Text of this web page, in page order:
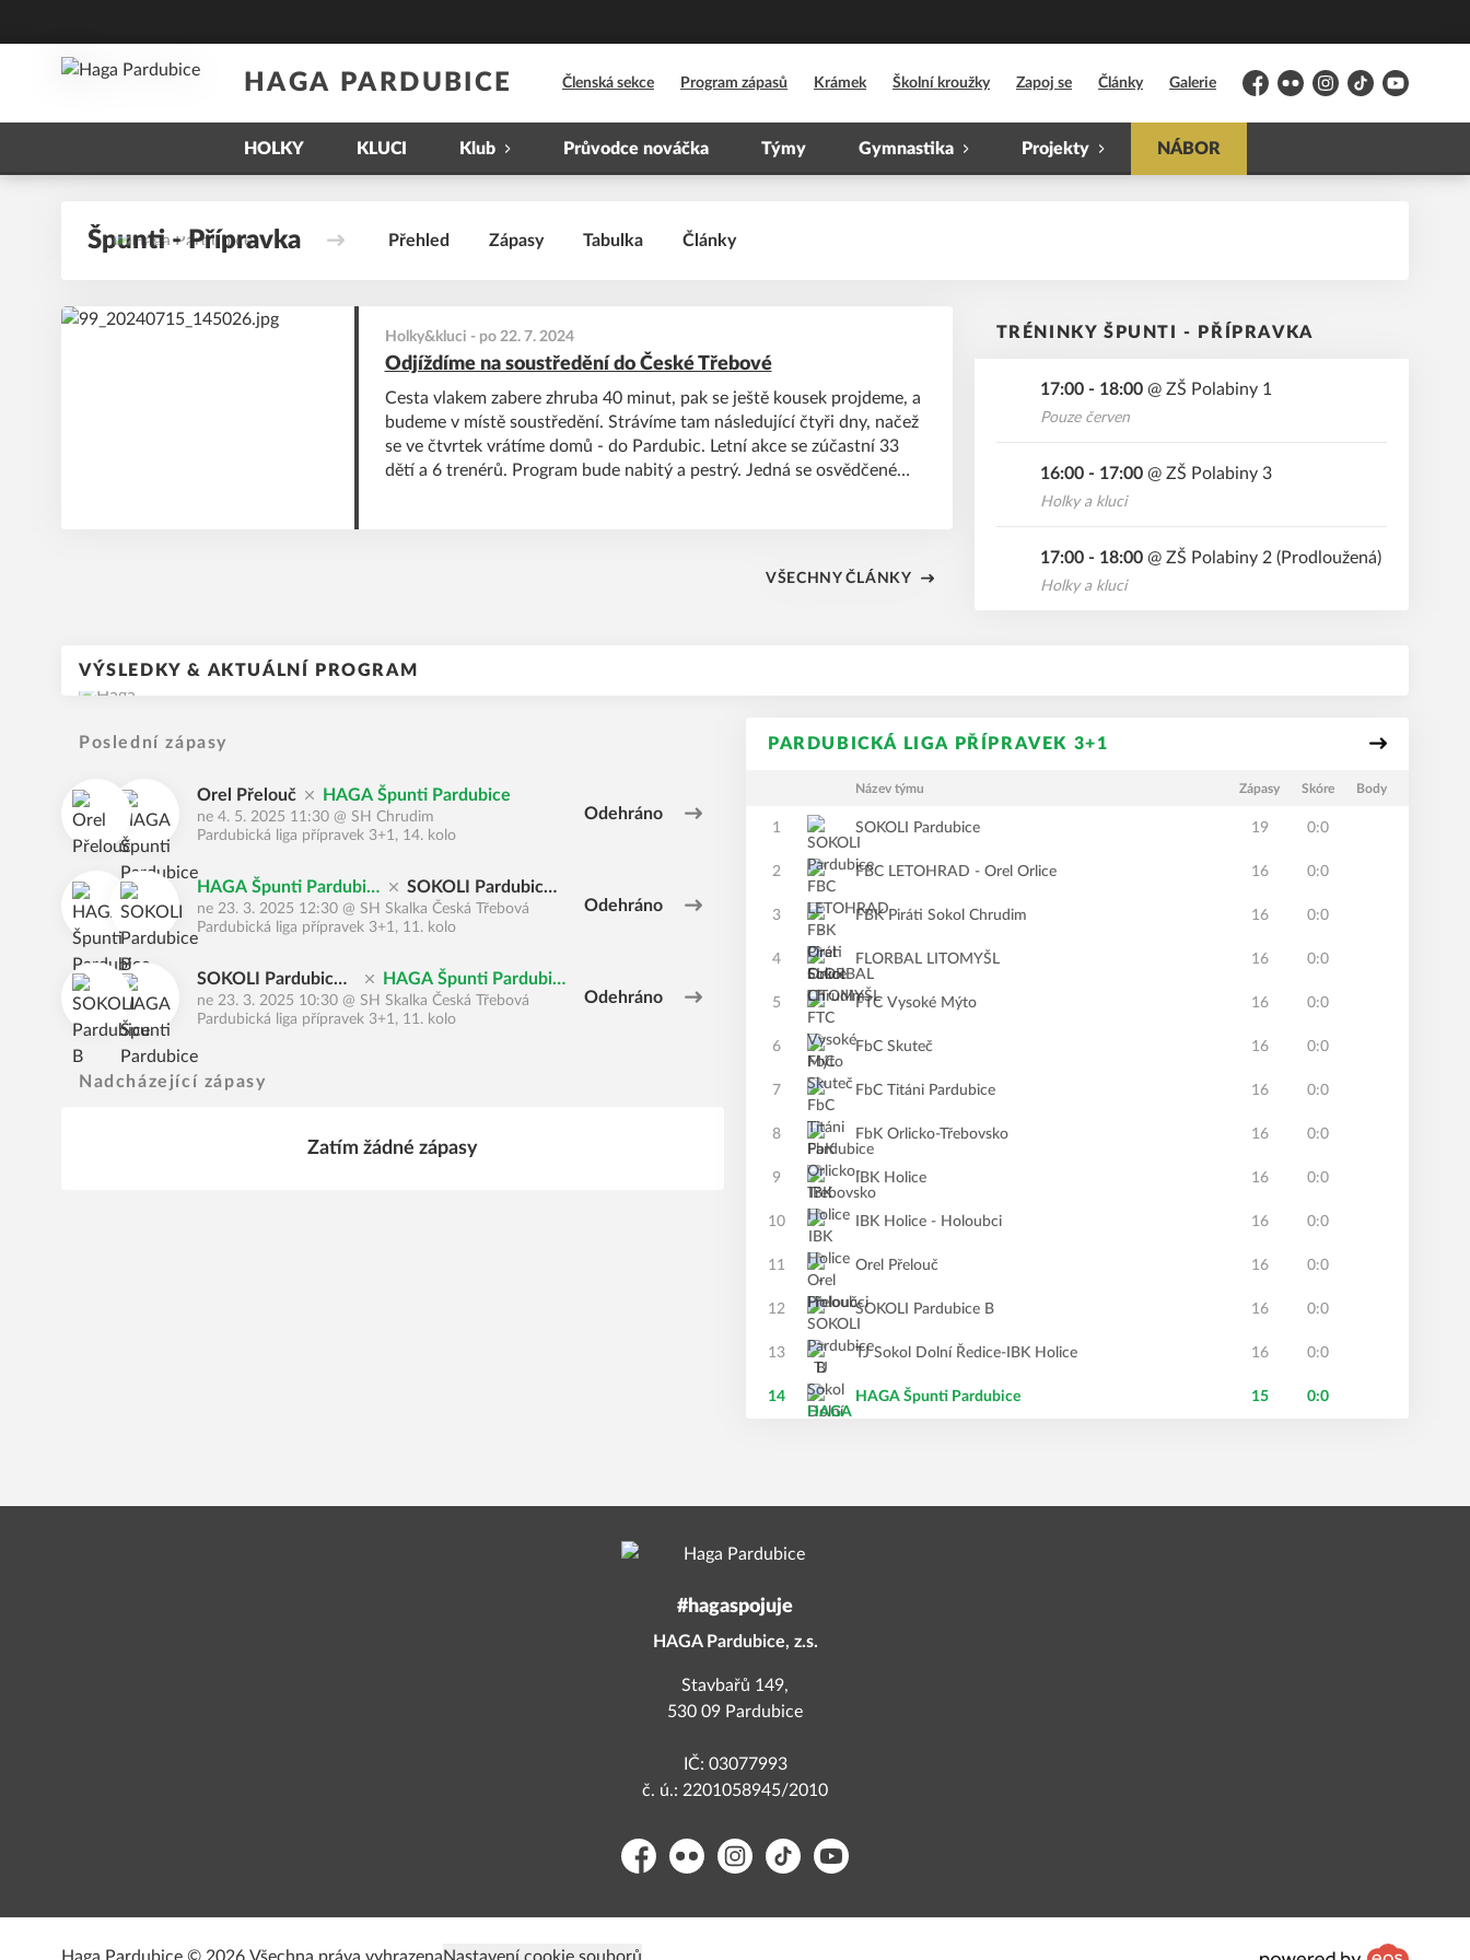
HAGA PARDUBICE Členská sekce Program zápasů Krámek Školní kroužky Zapoj se Články Galerie
Facebook
FlickrInstagram
TikTokYouTube
HOLKY KLUCI Klub Průvodce nováčka Týmy Gymnastika Projekty NÁBOR
Špunti - Přípravka Přehled Zápasy Tabulka Články
Holky&kluci - po 22. 7. 2024
Odjíždíme na soustředění do České Třebové
Cesta vlakem zabere zhruba 40 minut, pak se ještě kousek projdeme, a
budeme v místě soustředění. Strávíme tam následující čtyři dny, načež
se ve čtvrtek vrátíme domů - do Pardubic. Letní akce se zúčastní 33
dětí a 6 trenérů. Program bude nabitý a pestrý. Jedná se osvědčené
VŠECHNY ČLÁNKY
TRÉNINKY ŠPUNTI - PŘÍPRAVKA
17:00 - 18:00@ ZŠ Polabiny 1
Pouze červen
16:00 - 17:00@ ZŠ Polabiny 3
Holky a kluci
17:00 - 18:00@ ZŠ Polabiny 2 (Prodloužená)
Holky a kluci
VÝSLEDKY & AKTUÁLNÍ PROGRAM
Poslední zápasy
Orel Přelouč HAGA Špunti Pardubice
ne 4. 5. 2025 11:30 @ SH Chrudim
Pardubická liga přípravek 3+1, 14. kolo
Odehráno
HAGA Špunti Pardubic
e
SOKOLI Pardubice
B
ne 23. 3. 2025 12:30 @ SH Skalka Česká Třebová
Pardubická liga přípravek 3+1, 11. kolo
Odehráno
SOKOLI Pardubice
B
HAGA Špunti Pardubic
e
ne 23. 3. 2025 10:30 @ SH Skalka Česká Třebová
Pardubická liga přípravek 3+1, 11. kolo
Odehráno
Nadcházející zápasy
Zatím žádné zápasy
PARDUBICKÁ LIGA PŘÍPRAVEK 3+1
Název týmu Zápasy Skóre Body
1 SOKOLI Pardubice 19 0:0
2 FBC LETOHRAD - Orel Orlice 16 0:0
3 FBK Piráti Sokol Chrudim 16 0:0
4 FLORBAL LITOMYŠL 16 0:0
5 FTC Vysoké Mýto 16 0:0
6 FbC Skuteč 16 0:0
7 FbC Titáni Pardubice 16 0:0
8 FbK Orlicko-Třebovsko 16 0:0
9 IBK Holice 16 0:0
10 IBK Holice - Holoubci 16 0:0
11 Orel Přelouč 16 0:0
12 SOKOLI Pardubice B 16 0:0
13 TJ Sokol Dolní Ředice-IBK Holice 16 0:0
14 HAGA Špunti Pardubice 15 0:0
#hagaspojuje
HAGA Pardubice, z.s.
Stavbařů 149,
530 09 Pardubice
IČ: 03077993
č. ú.: 2201058945/2010
FacebookFlickr Instagram
TikTok YouTube